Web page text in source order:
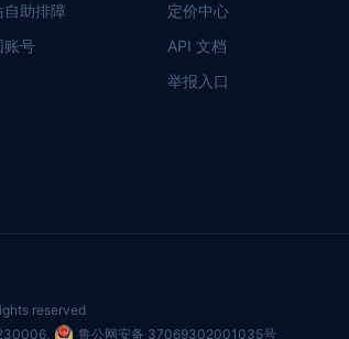
自助排障
账号
定价中心
API 文档
举报入口
reserved
, 鲁公网安备 37069302001035号